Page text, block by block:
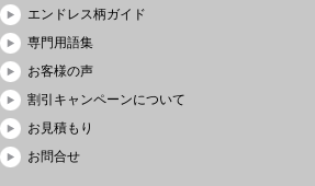
エンドレス柄ガイド
専門用語集
お客様の声
割引キャンペーンについて
お見積もり
お問合せ